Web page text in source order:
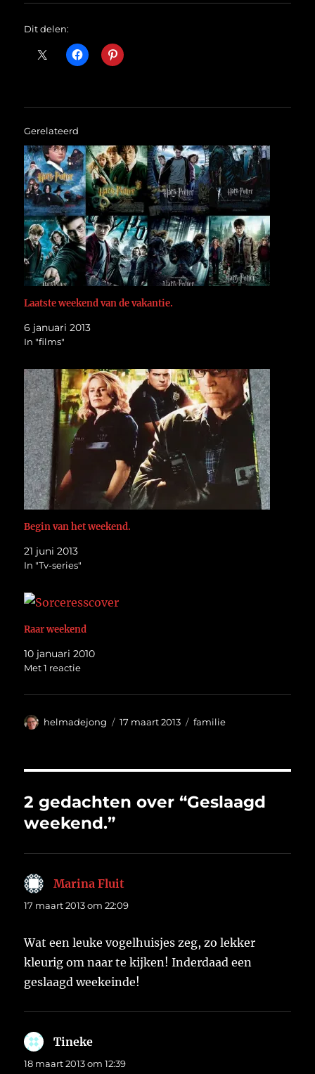
Dit delen:
Gerelateerd
Laatste weekend van de vakantie.
6 januari 2013
In "films"
Begin van het weekend.
21 juni 2013
In "Tv-series"
Raar weekend
10 januari 2010
Met 1 reactie
Auteur
helmadejong
Geplaatst
17 maart 2013 Categorieën
familie
2 gedachten over “Geslaagd
weekend.”
Marina Fluit
17 maart 2013 om 22:09
Wat een leuke vogelhuisjes zeg, zo lekker
kleurig om naar te kijken! Inderdaad een
geslaagd weekeinde!
Tineke
18 maart 2013 om 12:39